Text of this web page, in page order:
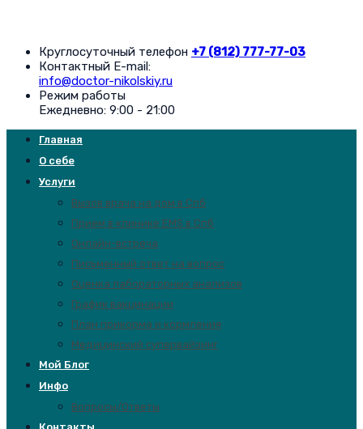
Круглосуточный телефон +7 (812) 777-77-03
Контактный E-mail:
info@doctor-nikolskiy.ru
Режим работы
Ежедневно: 9:00 - 21:00
Главная
О себе
Услуги
Вызов врача на дом в Спб
Прием в клинике EMS в Спб
Онлайн-встреча
Письменный ответ на вопрос
Оценка лабораторных анализов
График вакцинации
План прикорма и кормления
Медицинский супервайзинг
Мой Блог
Инфо
Вопросы/Ответы